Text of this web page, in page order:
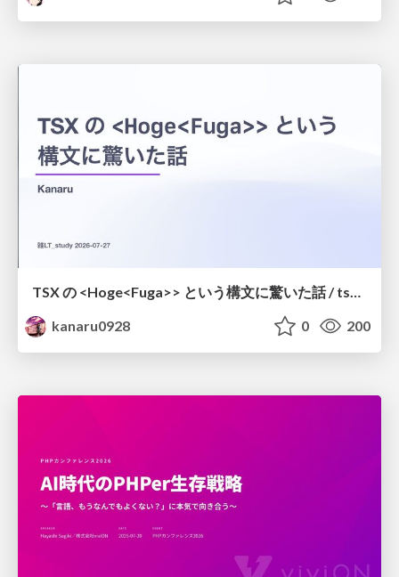
TSX の <Hoge<Fuga>> という構文に驚いた話 / tsx-type-argument-syntax
kanaru0928
0 200